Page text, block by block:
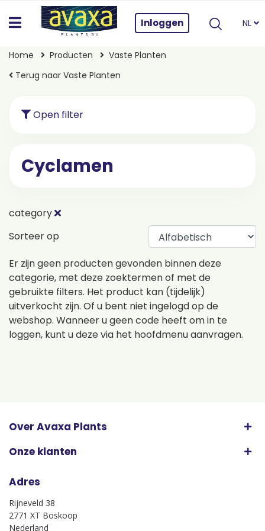
Inloggen NL
Home Producten
Vaste Planten
Terug naar Vaste Planten
Open filter
Cyclamen
category
Sorteer op
Er zijn geen producten gevonden binnen deze
categorie, met deze zoektermen of met de
gebruikte filters. Het product kan (tijdelijk)
uitverkocht zijn. Of u bent niet ingelogd op de
webshop. Wanneer u geen code heeft om in te
loggen, kunt u deze via het hoofdmenu aanvragen.
Over Avaxa Plants
Onze klanten
Adres
Rijneveld 38
2771 XT Boskoop
Nederland